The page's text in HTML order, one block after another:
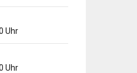
Uhr
Uhr